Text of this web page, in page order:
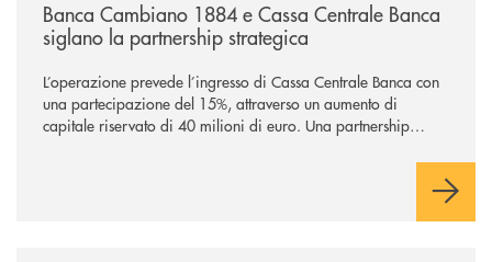
Banca Cambiano 1884 e Cassa Centrale Banca
siglano la partnership strategica
L’operazione prevede l’ingresso di Cassa Centrale Banca con
una partecipazione del 15%, attraverso un aumento di
capitale riservato di 40 milioni di euro. Una partnership
comuni e sulla prossimità ai territori, per ampliare l’offerta e